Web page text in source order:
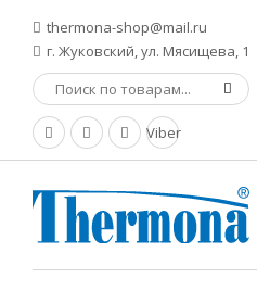
thermona-shop@mail.ru
г. Жуковский, ул. Мясищева, 1
Viber